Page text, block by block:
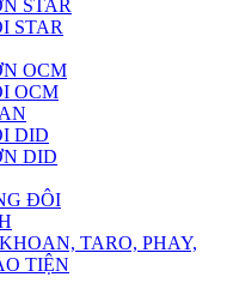
STAR
STAR
OCM
OCM
DID
DID
ĐÔI
TARO, PHAY,
TIỆN